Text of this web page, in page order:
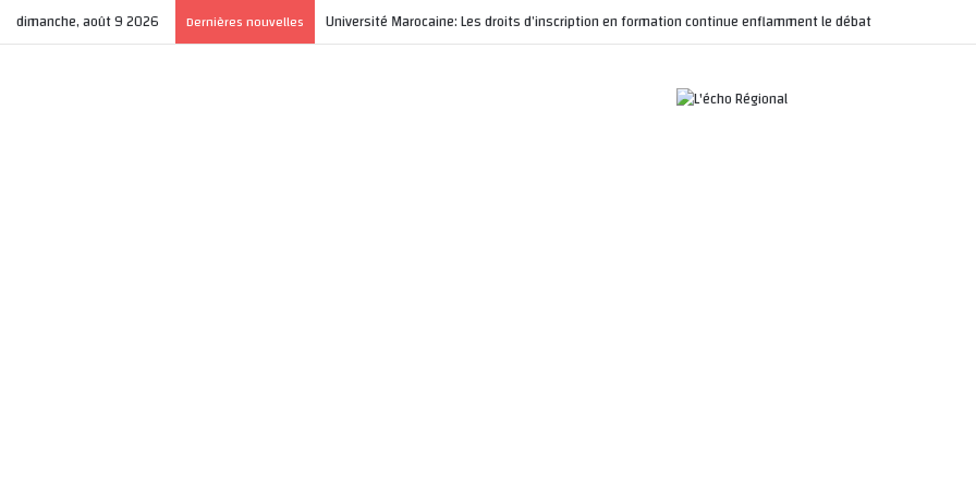
dimanche, août 9 2026 Dernières nouvelles Université Marocaine: Les droits d’inscription en formation continue enflamment le débat